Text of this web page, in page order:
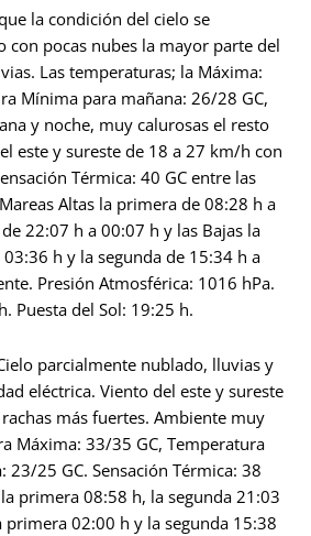
la condición del cielo se
con pocas nubes la mayor parte del
Las temperaturas; la Máxima:
Mínima para mañana: 26/28 GC,
y noche, muy calurosas el resto
este y sureste de 18 a 27 km/h con
Térmica: 40 GC entre las
Altas la primera de 08:28 h a
22:07 h a 00:07 h y las Bajas la
h y la segunda de 15:34 h a
Presión Atmosférica: 1016 hPa.
Puesta del Sol: 19:25 h.
parcialmente nublado, lluvias y
eléctrica. Viento del este y sureste
más fuertes. Ambiente muy
Máxima: 33/35 GC, Temperatura
23/25 GC. Sensación Térmica: 38
la primera 08:58 h, la segunda 21:03
primera 02:00 h y la segunda 15:38